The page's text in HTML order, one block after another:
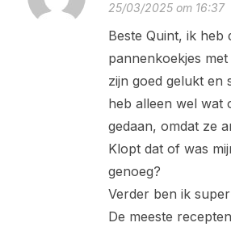
25/03/2025 om 16:37
Beste Quint, ik heb
pannenkoekjes
zijn goed gelukt en
heb alleen wel wat
gedaan, omdat ze
Klopt dat of was
genoeg?
Verder ben ik
De meeste